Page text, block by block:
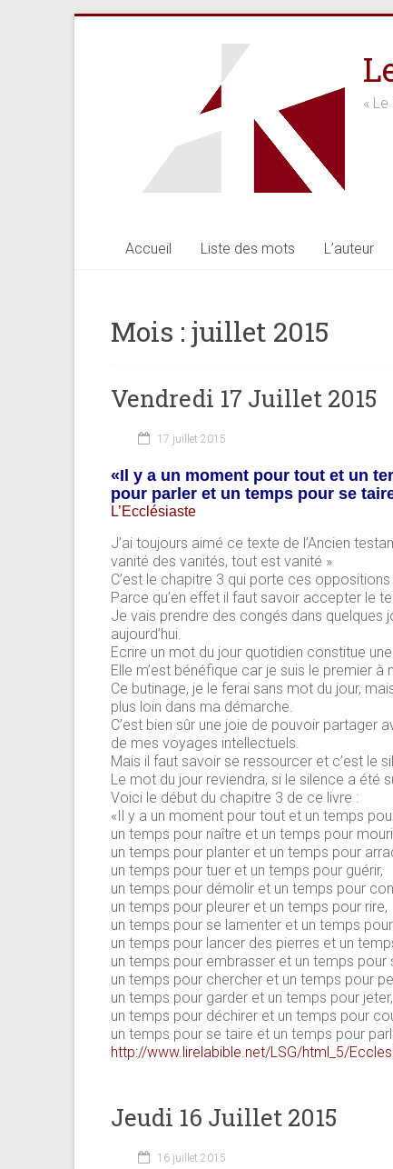
«
Accueil Liste des mots L’auteur
Mois : juillet 2015
Vendredi 17 Juillet 2015
17 juillet 2015
«Il y a un moment pour tout et un
pour parler et un temps pour se
L’Ecclésiaste
J’ai toujours aimé ce texte de l’Ancien
vanité des vanités, tout est vanité »
C’est le chapitre 3 qui porte ces
Parce qu’en effet il faut savoir accepter le
Je vais prendre des congés dans
aujourd’hui.
Ecrire un mot du jour quotidien constitue
Elle m’est bénéfique car je suis le premier à
Ce butinage, je le ferai sans mot du jour,
plus loin dans ma démarche.
C’est bien sûr une joie de pouvoir partager
de mes voyages intellectuels.
Mais il faut savoir se ressourcer et c’est le
Le mot du jour reviendra, si le silence a été
Voici le début du chapitre 3 de ce livre :
«Il y a un moment pour tout et un temps
un temps pour naître et un temps pour
un temps pour planter et un temps pour
un temps pour tuer et un temps pour guérir,
un temps pour démolir et un temps pour
un temps pour pleurer et un temps pour rire,
un temps pour se lamenter et un temps
un temps pour lancer des pierres et un
un temps pour embrasser et un temps pour
un temps pour chercher et un temps pour
un temps pour garder et un temps pour jeter,
un temps pour déchirer et un temps pour
un temps pour se taire et un temps pour
http://www.lirelabible.net/LSG/html_5/
Jeudi 16 Juillet 2015
16 juillet 2015